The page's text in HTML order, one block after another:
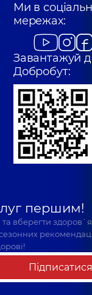
Ми в
мережах:
Завантажуй
Добробут:
першим!
та вберегти
Підписатися